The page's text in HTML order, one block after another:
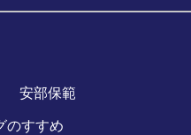
安部保範
のすすめ